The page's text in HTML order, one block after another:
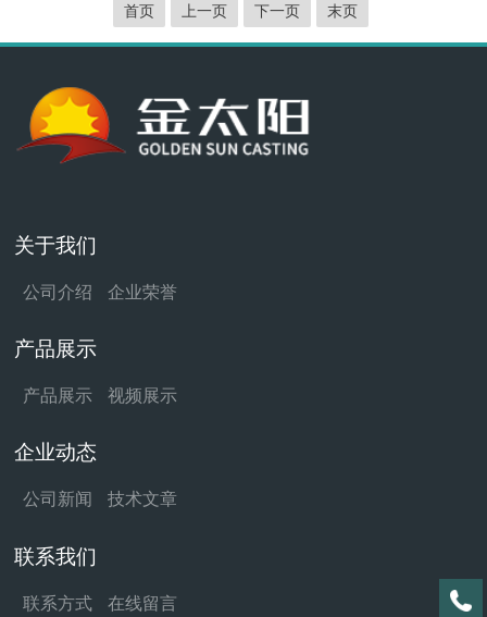
振动载荷，其结构强度、刚性、尺寸稳
首页 上一页 下一页 末页
关于我们
公司介绍 企业荣誉
产品展示
产品展示 视频展示
企业动态
公司新闻 技术文章
联系我们
联系方式 在线留言